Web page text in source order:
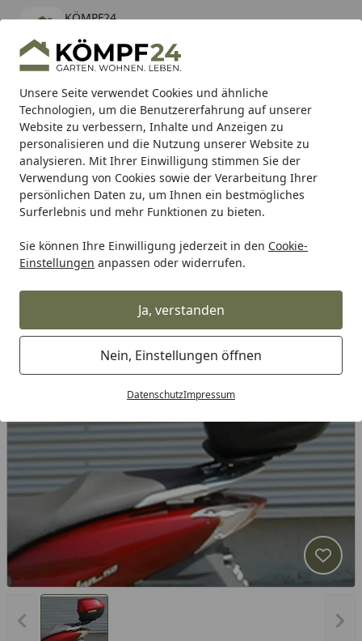
Unsere Seite verwendet Cookies und ähnliche
Technologien, um die Benutzererfahrung auf unserer
Website zu verbessern, Inhalte und Anzeigen zu
personalisieren und die Nutzung unserer Website zu
analysieren. Mit Ihrer Einwilligung stimmen Sie der
Verwendung von Cookies sowie der Verarbeitung Ihrer
persönlichen Daten zu, um Ihnen ein bestmögliches
Surferlebnis und mehr Funktionen zu bieten.
Sie können Ihre Einwilligung jederzeit in den Cookie-
Einstellungen anpassen oder widerrufen.
Ja, verstanden
Nein, Einstellungen öffnen
DatenschutzImpressum
KÖMPF24
kostenlos - Im App Store
Hotline
Alle Produkte
Mein Konto
Suchen
Karibu Pools inkl. gratis Sandfilteranlage & Pool-
Starterset (Gesamtwert bis 468,99€)
Startseite
Shad Gepäck SHAD Top Master Befestigungssatz Honda
SHAD Top Master Befestigungssatz
Vorheriges Bild anzeigen